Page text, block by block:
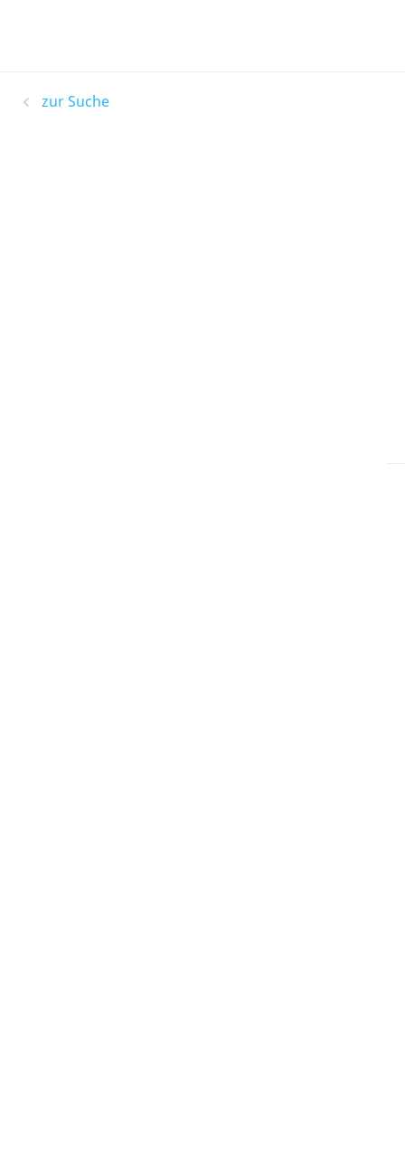
zur Suche